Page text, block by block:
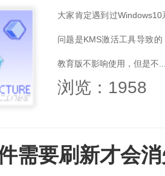
大家肯定遇到过
问题是KMS激活工具导致
教育版不影响使用，但是不
浏览：1958
需要刷新才会